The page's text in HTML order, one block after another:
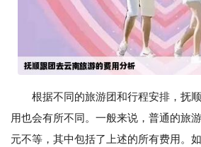
根据不同的旅游团和行程安排，抚
用也会有所不同。一般来说，普通的旅
元不等，其中包括了上述的所有费用。